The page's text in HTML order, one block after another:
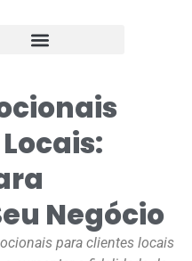
Negócio
para clientes locais